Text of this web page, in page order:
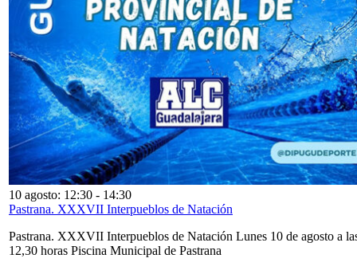
10 agosto: 12:30 - 14:30
Pastrana. XXXVII Interpueblos de Natación
Pastrana. XXXVII Interpueblos de Natación Lunes 10 de agosto a
12,30 horas Piscina Municipal de Pastrana